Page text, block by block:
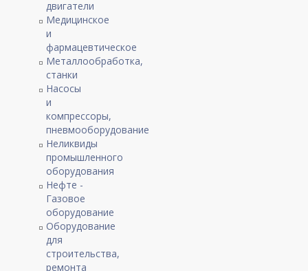
двигатели
Медицинское
и
фармацевтическое
Металлообработка,
станки
Насосы
и
компрессоры,
пневмооборудование
Неликвиды
промышленного
оборудования
Нефте -
Газовое
оборудование
Оборудование
для
строительства,
ремонта